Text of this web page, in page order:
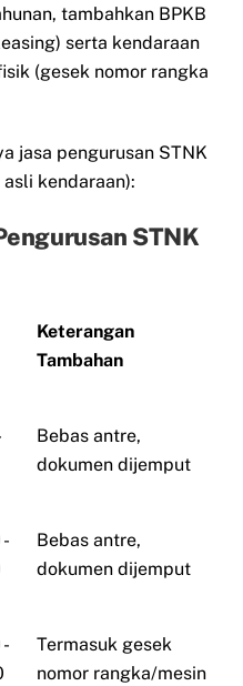
tambahkan BPKB
serta kendaraan
(gesek nomor rangka
jasa pengurusan STNK
kendaraan):
STNK
Keterangan
Tambahan
Bebas antre,
dokumen dijemput
Bebas antre,
dokumen dijemput
Termasuk gesek
nomor rangka/mesin